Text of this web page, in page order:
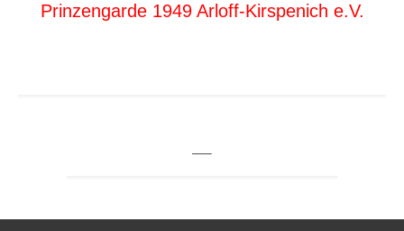
Prinzengarde 1949 Arloff-Kirspenich e.V.
—–